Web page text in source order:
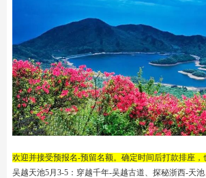
欢迎并接受预报名-预留名额。确定时间后打款排座
吴越天池5月3-5：穿越千年-吴越古道、探秘浙西-天